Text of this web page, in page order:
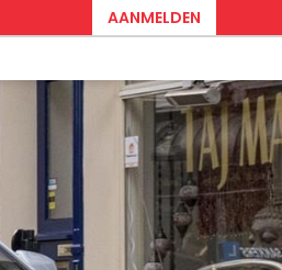
AANMELDEN